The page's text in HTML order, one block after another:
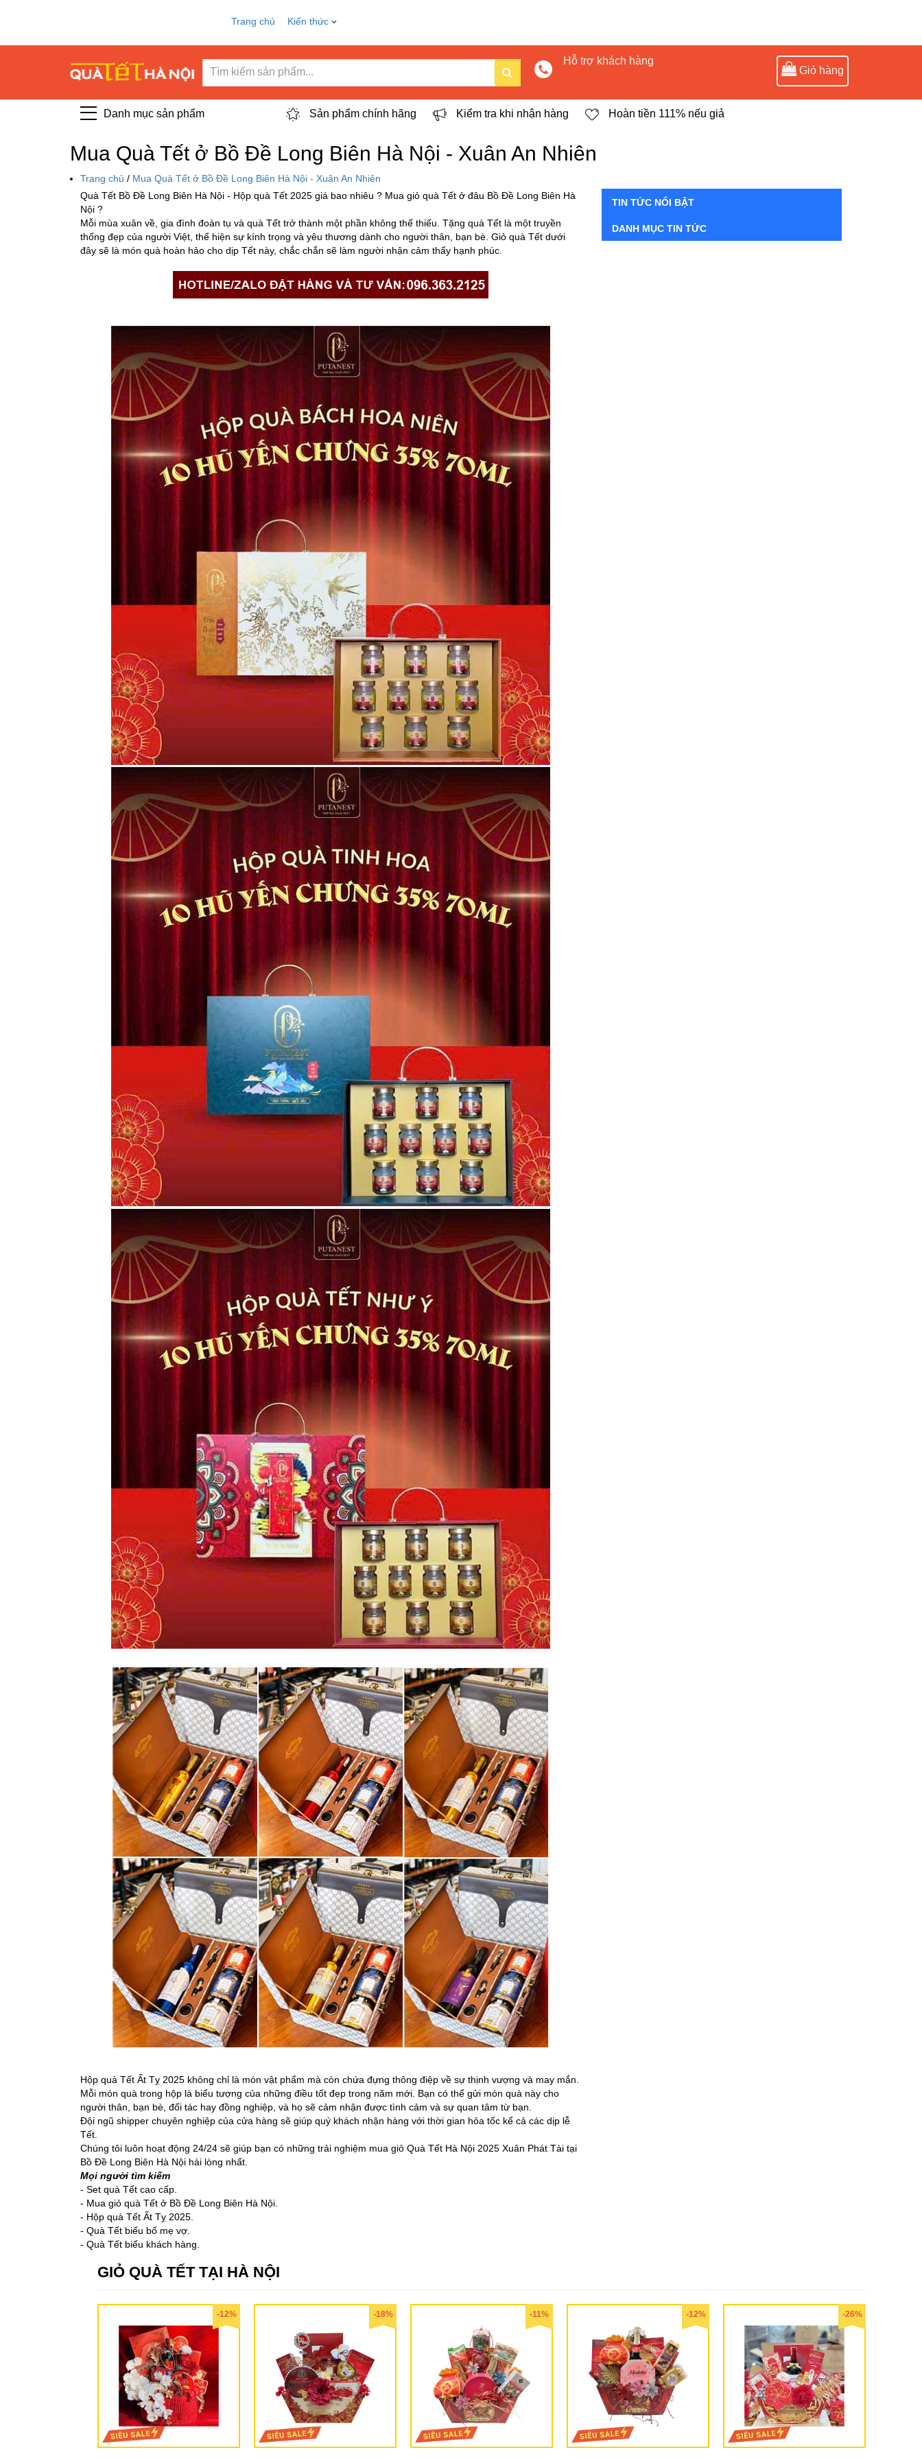
Trang chủ Kiến thức
Hỗ trợ khách hàng
Giỏ hàng
Danh mục sản phẩm Sản phẩm chính hãng Kiểm tra khi nhận hàng Hoàn tiền 111% nếu giả
Mua Quà Tết ở Bồ Đề Long Biên Hà Nội - Xuân An Nhiên
Trang chủ / Mua Quà Tết ở Bồ Đề Long Biên Hà Nội - Xuân An Nhiên
Quà Tết Bồ Đề Long Biên Hà Nội - Hộp quà Tết 2025 giá bao nhiêu ? Mua giỏ quà Tết ở đâu Bồ Đề Long Biên Hà
Nội ?
Mỗi mùa xuân về, gia đình đoàn tụ và quà Tết trở thành một phần không thể thiếu. Tặng quà Tết là một truyền
thống đẹp của người Việt, thể hiện sự kính trọng và yêu thương dành cho người thân, bạn bè. Giỏ quà Tết dưới
đây sẽ là món quà hoàn hảo cho dịp Tết này, chắc chắn sẽ làm người nhận cảm thấy hạnh phúc.
Hộp quà Tết Ất Tỵ 2025 không chỉ là món vật phẩm mà còn chứa đựng thông điệp về sự thịnh vượng và may mắn.
Mỗi món quà trong hộp là biểu tượng của những điều tốt đẹp trong năm mới. Bạn có thể gửi món quà này cho
người thân, bạn bè, đối tác hay đồng nghiệp, và họ sẽ cảm nhận được tình cảm và sự quan tâm từ bạn.
Đội ngũ shipper chuyên nghiệp của cửa hàng sẽ giúp quý khách nhận hàng với thời gian hỏa tốc kể cả các dịp lễ
Tết.
Chúng tôi luôn hoạt động 24/24 sẽ giúp bạn có những trải nghiệm mua giỏ Quà Tết Hà Nội 2025 Xuân Phát Tài tại
Bồ Đề Long Biên Hà Nội hài lòng nhất.
Mọi người tìm kiếm
- Set quà Tết cao cấp.
- Mua giỏ quà Tết ở Bồ Đề Long Biên Hà Nội.
- Hộp quà Tết Ất Tỵ 2025.
- Quà Tết biếu bố mẹ vợ.
- Quà Tết biếu khách hàng.
GIỎ QUÀ TẾT TẠI HÀ NỘI
-12% -18% -11% -12% -26%
TIN TỨC NỔI BẬT
DANH MỤC TIN TỨC